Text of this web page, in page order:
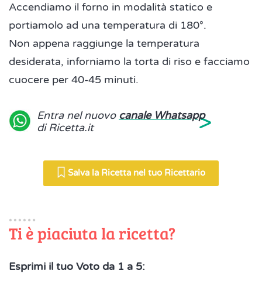
Accendiamo il forno in modalità statico e
portiamolo ad una temperatura di 180°.
Non appena raggiunge la temperatura
desiderata, inforniamo la torta di riso e facciamo
cuocere per 40-45 minuti.
Entra nel nuovo canale Whatsapp
di Ricetta.it
>
Salva la Ricetta nel tuo Ricettario
Ti è piaciuta la ricetta?
Esprimi il tuo Voto da 1 a 5: